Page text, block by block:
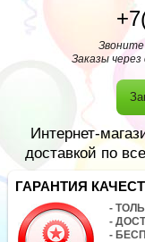
Звоните
Заказы
Интернет-
доставкой по
ГАРАНТИЯ
-
-
-